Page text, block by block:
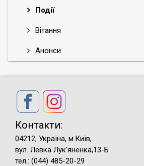
Події
Вітання
Анонси
Контакти:
04212, Україна, м.Київ,
вул. Левка Лук'яненка,13-Б
тел.: (044) 485-20-29